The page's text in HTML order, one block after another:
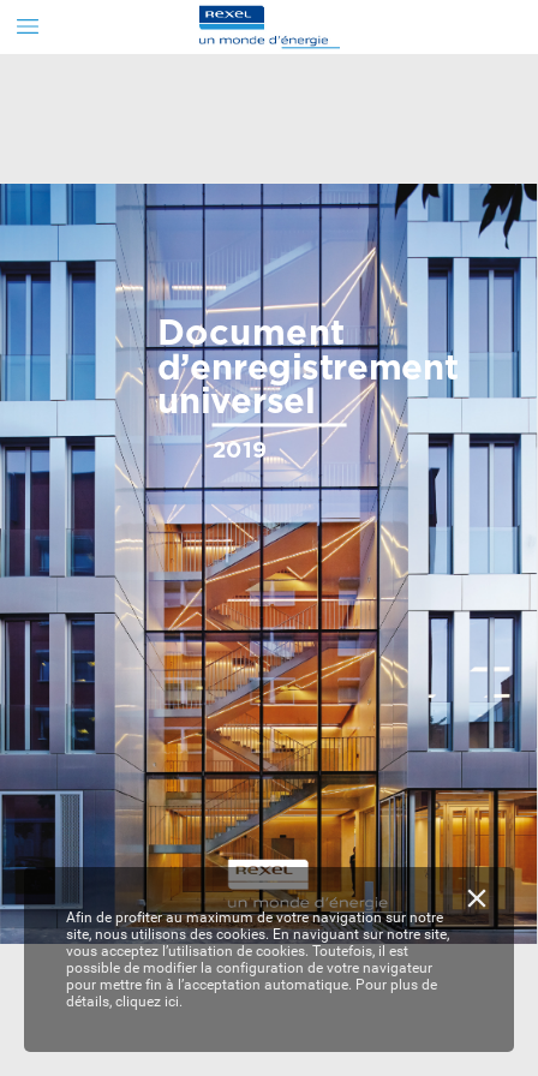
Document
d’enregistrement
universel
2019
Afin de profiter au maximum de votre navigation sur notre
site, nous utilisons des cookies. En naviguant sur notre site,
vous acceptez l’utilisation de cookies. Toutefois, il est
possible de modifier la configuration de votre navigateur
pour mettre fin à l’acceptation automatique. Pour plus de
détails, cliquez ici.